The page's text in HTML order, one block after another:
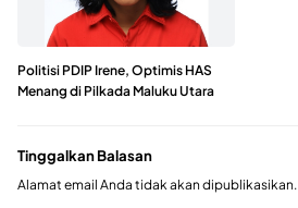
Politisi PDIP Irene, Optimis HAS
Menang di Pilkada Maluku Utara
Tinggalkan Balasan
Alamat email Anda tidak akan dipublikasikan.